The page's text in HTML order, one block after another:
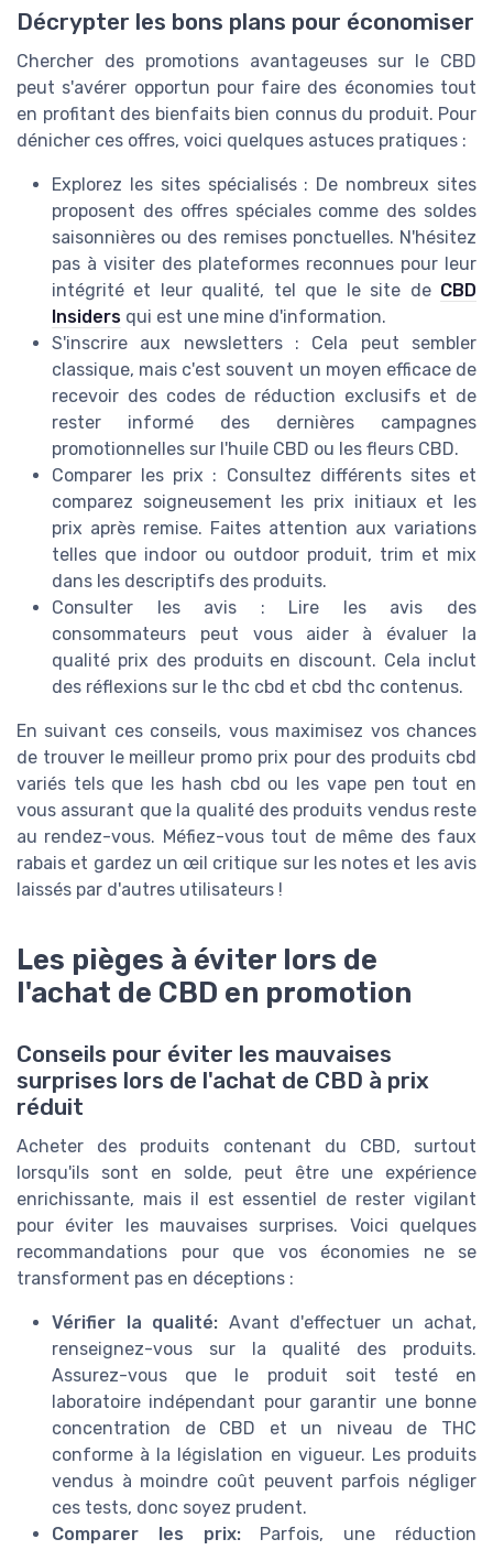
Décrypter les bons plans pour économiser
Chercher des promotions avantageuses sur le CBD
peut s'avérer opportun pour faire des économies tout
en profitant des bienfaits bien connus du produit. Pour
dénicher ces offres, voici quelques astuces pratiques :
Explorez les sites spécialisés : De nombreux sites
proposent des offres spéciales comme des soldes
saisonnières ou des remises ponctuelles. N'hésitez
pas à visiter des plateformes reconnues pour leur
intégrité et leur qualité, tel que le site de CBD
Insiders qui est une mine d'information.
S'inscrire aux newsletters : Cela peut sembler
classique, mais c'est souvent un moyen efficace de
recevoir des codes de réduction exclusifs et de
rester informé des dernières campagnes
promotionnelles sur l'huile CBD ou les fleurs CBD.
Comparer les prix : Consultez différents sites et
comparez soigneusement les prix initiaux et les
prix après remise. Faites attention aux variations
telles que indoor ou outdoor produit, trim et mix
dans les descriptifs des produits.
Consulter les avis : Lire les avis des
consommateurs peut vous aider à évaluer la
qualité prix des produits en discount. Cela inclut
des réflexions sur le thc cbd et cbd thc contenus.
En suivant ces conseils, vous maximisez vos chances
de trouver le meilleur promo prix pour des produits cbd
variés tels que les hash cbd ou les vape pen tout en
vous assurant que la qualité des produits vendus reste
au rendez-vous. Méfiez-vous tout de même des faux
rabais et gardez un œil critique sur les notes et les avis
laissés par d'autres utilisateurs !
Les pièges à éviter lors de
l'achat de CBD en promotion
Conseils pour éviter les mauvaises
surprises lors de l'achat de CBD à prix
réduit
Acheter des produits contenant du CBD, surtout
lorsqu'ils sont en solde, peut être une expérience
enrichissante, mais il est essentiel de rester vigilant
pour éviter les mauvaises surprises. Voici quelques
recommandations pour que vos économies ne se
transforment pas en déceptions :
Vérifier la qualité: Avant d'effectuer un achat,
renseignez-vous sur la qualité des produits.
Assurez-vous que le produit soit testé en
laboratoire indépendant pour garantir une bonne
concentration de CBD et un niveau de THC
conforme à la législation en vigueur. Les produits
vendus à moindre coût peuvent parfois négliger
ces tests, donc soyez prudent.
Comparer les prix:Parfois, une réduction